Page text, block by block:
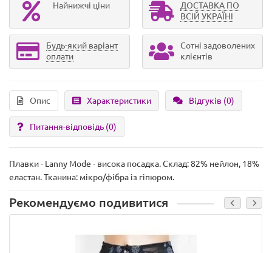
Найнижчі ціни
ДОСТАВКА ПО
ВСІЙ УКРАЇНІ
Будь-який варіант
оплати
Сотні задоволених
клієнтів
Опис Характеристики Відгуків (0)
Питання-відповідь (0)
Плавки - Lanny Mode - висока посадка. Склад: 82% нейлон, 18%
еластан. Тканина: мікро/фібра із гіпюром.
Рекомендуємо подивитися